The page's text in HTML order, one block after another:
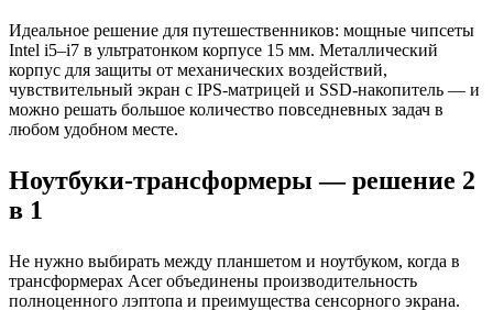
Идеальное решение для путешественников: мощные чипсеты
Intel i5–i7 в ультратонком корпусе 15 мм. Металлический
корпус для защиты от механических воздействий,
чувствительный экран с IPS-матрицей и SSD-накопитель — и
можно решать большое количество повседневных задач в
любом удобном месте.
Ноутбуки-трансформеры — решение 2
в 1
Не нужно выбирать между планшетом и ноутбуком, когда в
трансформерах Acer объединены производительность
полноценного лэптопа и преимущества сенсорного экрана.